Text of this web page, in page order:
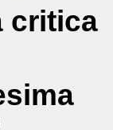
critica